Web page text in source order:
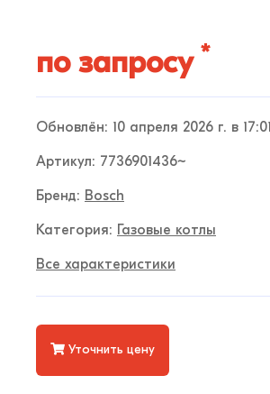
по запросу *
Обновлён: 10 апреля 2026 г. в 17:01
Артикул: 7736901436~
Бренд: Bosch
Категория: Газовые котлы
Все характеристики
Уточнить цену